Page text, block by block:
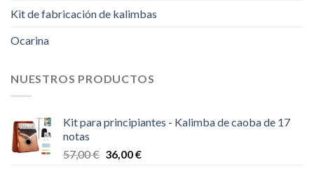
Kit de fabricación de kalimbas
Ocarina
NUESTROS PRODUCTOS
Kit para principiantes - Kalimba de caoba de 17
notas
57,00€ El
36,00€El